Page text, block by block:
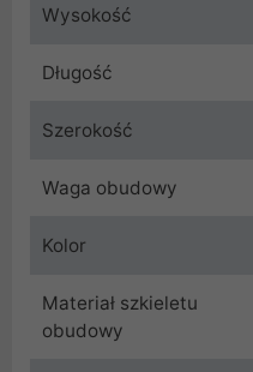
Wysokość
Długość
Szerokość
Waga obudowy
Kolor
Materiał szkieletu
obudowy